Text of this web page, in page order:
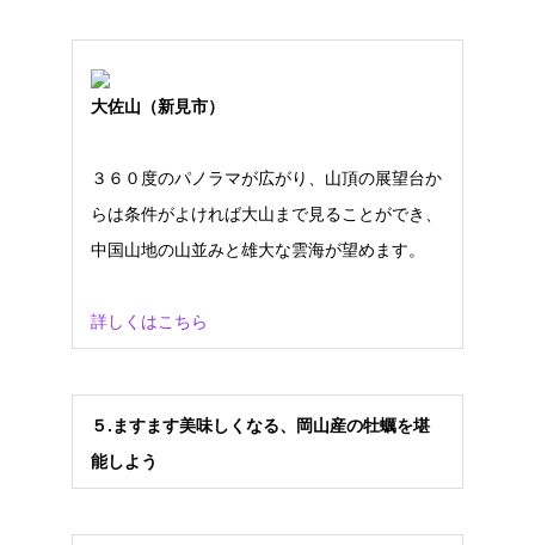
大佐山（新見市）
３６０度のパノラマが広がり、山頂の展望台か
らは条件がよければ大山まで見ることができ、
中国山地の山並みと雄大な雲海が望めます。
詳しくはこちら
５ .ますます美味しくなる、岡山産の牡蠣を堪
能しよう